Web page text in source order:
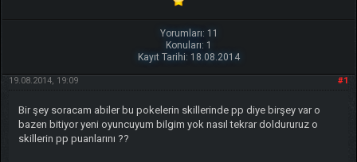
Yorumları: 11
Konuları: 1
Kayıt Tarihi: 18.08.2014
#1
19.08.2014, 19:09
Bir şey soracam abiler bu pokelerin skillerinde pp diye birşey var o
bazen bitiyor yeni oyuncuyum bilgim yok nasıl tekrar doldururuz o
skillerin pp puanlarını ??